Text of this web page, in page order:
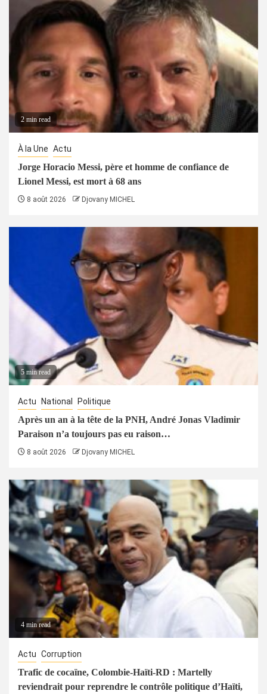
2 min read
À la Une Actu
Jorge Horacio Messi, père et homme de confiance de
Lionel Messi, est mort à 68 ans
8 août 2026 Djovany MICHEL
5 min read
Actu National Politique
Après un an à la tête de la PNH, André Jonas Vladimir
Paraison n’a toujours pas eu raison…
8 août 2026 Djovany MICHEL
4 min read
Actu Corruption
Trafic de cocaïne, Colombie-Haïti-RD : Martelly
reviendrait pour reprendre le contrôle politique d’Haïti,